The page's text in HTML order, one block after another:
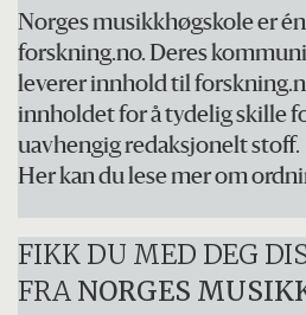
for musikere med
idrettspsykologi.
Norges musikkhøgskole er én
forskning.no. Deres
leverer innhold til
innholdet for å tydelig skille
uavhengig redaksjonelt stoff.
Her kan du lese mer om
FIKK DU MED DEG
FRA NORGES